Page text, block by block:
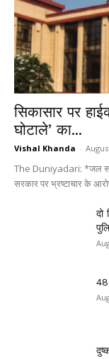
सिकासार पर
घोटाले’ का...
Vishal Khanda -
The Duniyadari: *जल
सरकार पर भ्रष्टाचार के
दो
48